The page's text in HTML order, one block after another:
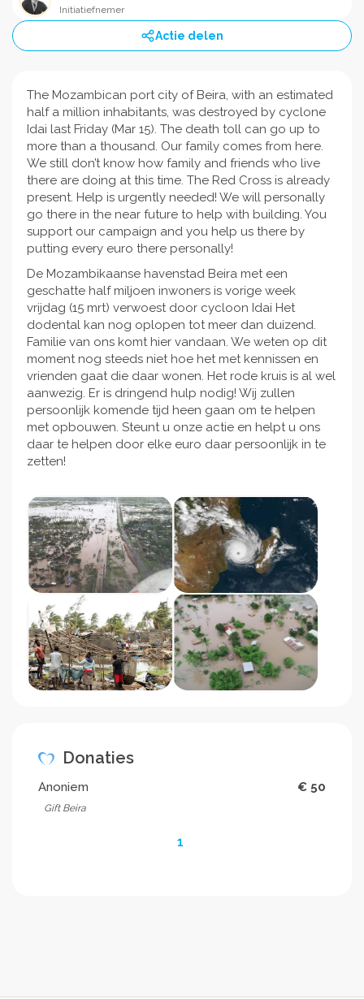
Initiatiefnemer
Actie delen
The Mozambican port city of Beira, with an estimated
half a million inhabitants, was destroyed by cyclone
Idai last Friday (Mar 15). The death toll can go up to
more than a thousand. Our family comes from here.
We still don’t know how family and friends who live
there are doing at this time. The Red Cross is already
present. Help is urgently needed! We will personally
go there in the near future to help with building. You
support our campaign and you help us there by
putting every euro there personally!
De Mozambikaanse havenstad Beira met een
geschatte half miljoen inwoners is vorige week
vrijdag (15 mrt) verwoest door cycloon Idai Het
dodental kan nog oplopen tot meer dan duizend.
Familie van ons komt hier vandaan. We weten op dit
moment nog steeds niet hoe het met kennissen en
vrienden gaat die daar wonen. Het rode kruis is al wel
aanwezig. Er is dringend hulp nodig! Wij zullen
persoonlijk komende tijd heen gaan om te helpen
met opbouwen. Steunt u onze actie en helpt u ons
daar te helpen door elke euro daar persoonlijk in te
zetten!
Donaties
Anoniem € 50
Gift Beira
1